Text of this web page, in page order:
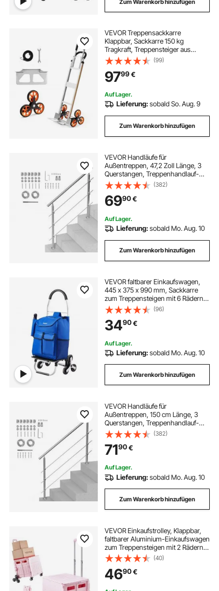
Zum Warenkorb hinzufügen
VEVOR Treppensackkarre
Klappbar, Sackkarre 150 kg
Tragkraft, Treppensteiger aus
Aluminiumlegierung mit
Teleskopgriff, 6 Rädern & 2
Spanngurten, Stapelkarre für
Haushalt, Einkauf & Lager
(99)
9799€
Auf Lager.
Lieferung:sobald So. Aug. 9
Zum Warenkorb hinzufügen
VEVOR Handläufe für
Außentreppen, 47,2 Zoll Länge, 3
Querstangen, Treppenhandlauf-
Set, Übergangsgeländer aus
Edelstahl mit Montagesatz,
doppelsäulige Treppenhandläufe für
Senioren, Veranda und Terrasse
(382)
6990€
Auf Lager.
Lieferung:sobald Mo. Aug. 10
Zum Warenkorb hinzufügen
VEVOR faltbarer Einkaufswagen,
445 x 375 x 990 mm, Sackkarre
zum Treppensteigen mit 6 Rädern,
Aufbewahrungstasche aus Oxford-
Stoff, zum Einkaufen, Büro, Umzug,
Transport, im Freien, Wäsche
(96)
3490€
Auf Lager.
Lieferung:sobald Mo. Aug. 10
Zum Warenkorb hinzufügen
VEVOR Handläufe für
Außentreppen, 150 cm Länge, 3
Querstangen, Treppenhandlauf-
Set, Übergangsgeländer aus
Edelstahl mit Montagesatz,
doppelsäulige Treppenhandläufe für
Senioren, Veranda und Terrasse
(382)
7190€
Auf Lager.
Lieferung:sobald Mo. Aug. 10
Zum Warenkorb hinzufügen
VEVOR Einkaufstrolley, Klappbar,
faltbarer Aluminium-Einkaufswagen
zum Treppensteigen mit 2 Rädern,
tragbarer Treppenliftstuhl,
Rettungswagen, Shopping Trolley
für ältere Menschen, Behinderte
(40)
4690€